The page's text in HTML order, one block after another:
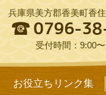
兵庫県美方郡香美町香
受付時間：9:00
お役立ちリンク集